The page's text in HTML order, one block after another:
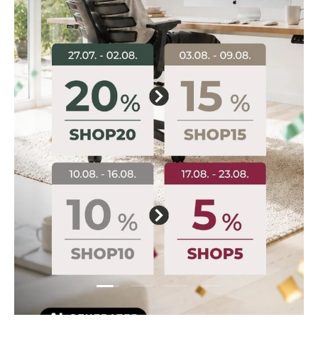
Folie laden 1 von 4
Folie laden 2 von 4
Folie laden 3 von 4
Folie laden 4 von 4